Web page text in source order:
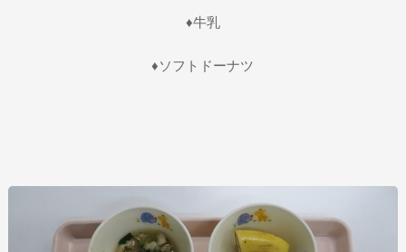
♦牛乳
♦ソフトドーナツ